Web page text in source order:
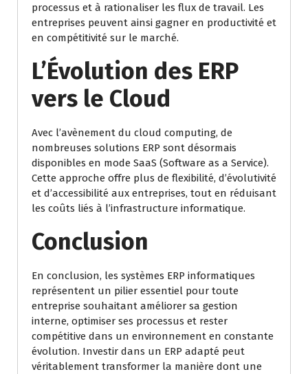
processus et à rationaliser les flux de travail. Les
entreprises peuvent ainsi gagner en productivité et
en compétitivité sur le marché.
L’Évolution des ERP
vers le Cloud
Avec l’avènement du cloud computing, de
nombreuses solutions ERP sont désormais
disponibles en mode SaaS (Software as a Service).
Cette approche offre plus de flexibilité, d’évolutivité
et d’accessibilité aux entreprises, tout en réduisant
les coûts liés à l’infrastructure informatique.
Conclusion
En conclusion, les systèmes ERP informatiques
représentent un pilier essentiel pour toute
entreprise souhaitant améliorer sa gestion
interne, optimiser ses processus et rester
compétitive dans un environnement en constante
évolution. Investir dans un ERP adapté peut
véritablement transformer la manière dont une